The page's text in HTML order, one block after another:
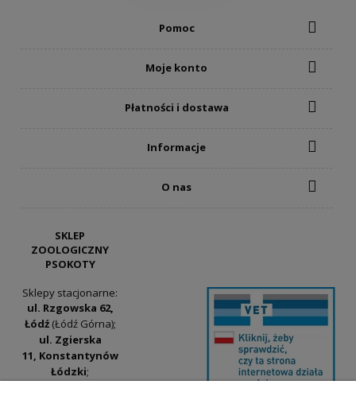
Pomoc
Moje konto
Płatności i dostawa
Informacje
O nas
SKLEP
ZOOLOGICZNY
PSOKOTY
Sklepy stacjonarne:
ul. Rzgowska 62,
Łódź(Łódź Górna);
ul. Zgierska
11, Konstantynów
Łódzki;